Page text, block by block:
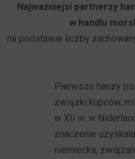
Najważniejsi partnerzy
w handlu
na podstawie liczby
Pierwsze hanzy
związki kupców,
w XII w. w
znaczenie
niemiecka,